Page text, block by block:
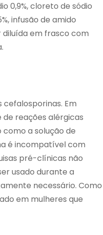
0,9%, cloreto de sódio
infusão de amido
diluída em frasco com
Em
reações alérgicas
a solução de
é incompatível com
pré-clínicas não
usado durante a
necessário. Como
em mulheres que